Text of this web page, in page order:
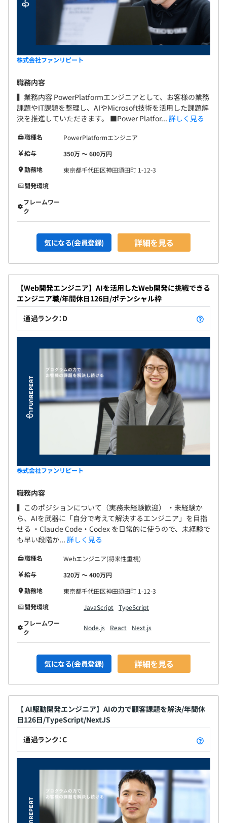
▍教育体制 / 評価制度
◎ 1on1ミーティングで定期的なフィードバック実施
◎ 行動規範および成果達成度で評価、半期ごとの見直し
で明確なキャリアパスを提示
◉技術コンサルティング部：14名
◉人事・経営基盤本部：2名
▍技術コンサルティング本部マネージャー
¨¨¨¨¨¨¨¨¨¨¨¨¨¨¨¨¨¨¨¨¨¨¨¨¨¨¨¨¨¨¨¨¨¨¨
営業職からIT業界へキャリアチェンジを果たし、システム
エンジニアとしてのキャリアをスタート。
その後、プロジェクトマネージャーとして活躍の場を広
げ、現在は複数案件のマネジメントを担当。
システム開発の統括だけでなく、採用活動や営業業務にも
携わり、幅広い視点でプロジェクトを推進しています。
他部署やメンバーと密にコミュニケーションを取りなが
ら、モダンなフレームやローコードツールをAIを使った高
速開発に挑戦しています。
年次や年齢、役職に関わらず、みんなが積極的に意見を出
し合い、ナレッジを共有し、共に成長できる環境です。
2～4名体制でチームの体制になっています。
営業やバックオフィスとも近く、仕事をしています。
無期雇用
3カ月（待遇の変更はありません）
株式会社ファンリピート
職務内容
▍業務内容 PowerPlatformエンジニアとして、お客様の業務
課題やIT課題を整理し、AIやMicrosoft技術を活用した課題解
決を推進していただきます。 ■Power Platfor... 詳しく見る
職種名
PowerPlatformエンジニア
給与
350万 〜 600万円
勤務地
東京都千代田区神田須田町 1-12-3
開発環境
フレームワー
ク
気になる(会員登録) 詳細を見る
【Web開発エンジニア】AIを活用したWeb開発に挑戦できる
エンジニア職/年間休日126日/ポテンシャル枠
通過ランク：D
株式会社ファンリピート
職務内容
▍このポジションについて（実務未経験歓迎） ・未経験か
ら、AIを武器に「自分で考えて解決するエンジニア」を目指
せる ・Claude Code・Codex を日常的に使うので、未経験で
も早い段階か... 詳しく見る
職種名
Webエンジニア(将来性重視)
給与
320万 〜 400万円
勤務地
東京都千代田区神田須田町 1-12-3
開発環境
JavaScript
TypeScript
フレームワー
ク
Node.js React Next.js
気になる(会員登録) 詳細を見る
【 AI駆動開発エンジニア】AIの力で顧客課題を解決/年間休
日126日/TypeScript/NextJS
通過ランク：C